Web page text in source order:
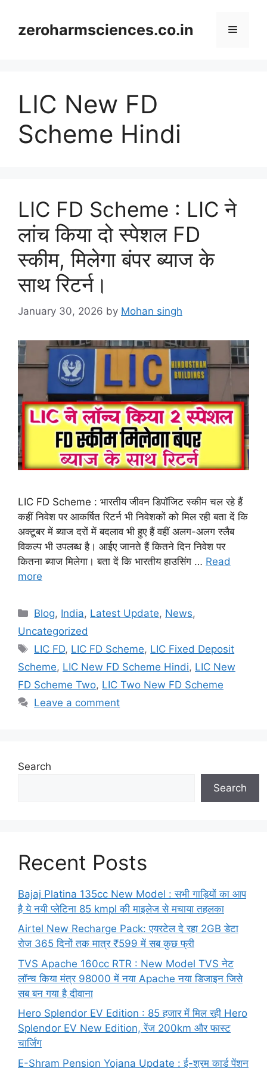
contentzeroharmsciences.co.in Menu
LIC New FD
Scheme Hindi
LIC FD Scheme : LIC ने
लांच किया दो स्पेशल FD
स्कीम, मिलेगा बंपर ब्याज के
साथ रिटर्न।
January 30, 2026 by Mohan singh
LIC FD Scheme : भारतीय जीवन डिपॉजिट स्कीम चल रहे हैं
कहीं निवेश पर आकर्षित रिटर्न भी निवेशकों को मिल रही बता दें कि
अक्टूबर में ब्याज दरों में बदलाव भी हुए हैं वहीं अलग-अलग स्लैब
विकल्प भी उपलब्ध है। आईए जानते हैं कितने दिन निवेश पर
कितना ब्याज मिलेगा। बता दें कि भारतीय हाउसिंग … Read
more
Categories
Blog, India, Latest Update, News,
Uncategorized
Tags
LIC FD, LIC FD Scheme, LIC Fixed Deposit
Scheme, LIC New FD Scheme Hindi, LIC New
FD Scheme Two, LIC Two New FD Scheme
Leave a comment
Search
Search
Recent Posts
Bajaj Platina 135cc New Model : सभी गाड़ियों का आप
है ये नयी प्लेटिना 85 kmpl की माइलेज से मचाया तहलका
Airtel New Recharge Pack: एयरटेल दे रहा 2GB डेटा
रोज 365 दिनों तक मात्र ₹599 में सब कुछ फ्री
TVS Apache 160cc RTR : New Model TVS नेट
लॉन्च किया मंत्र 98000 में नया Apache नया डिजाइन जिसे
सब बन गया है दीवाना
Hero Splendor EV Edition : 85 हजार में मिल रही Hero
Splendor EV New Edition, रेंज 200km और फास्ट
चार्जिंग
E-Shram Pension Yojana Update : ई-श्रम कार्ड पेंशन